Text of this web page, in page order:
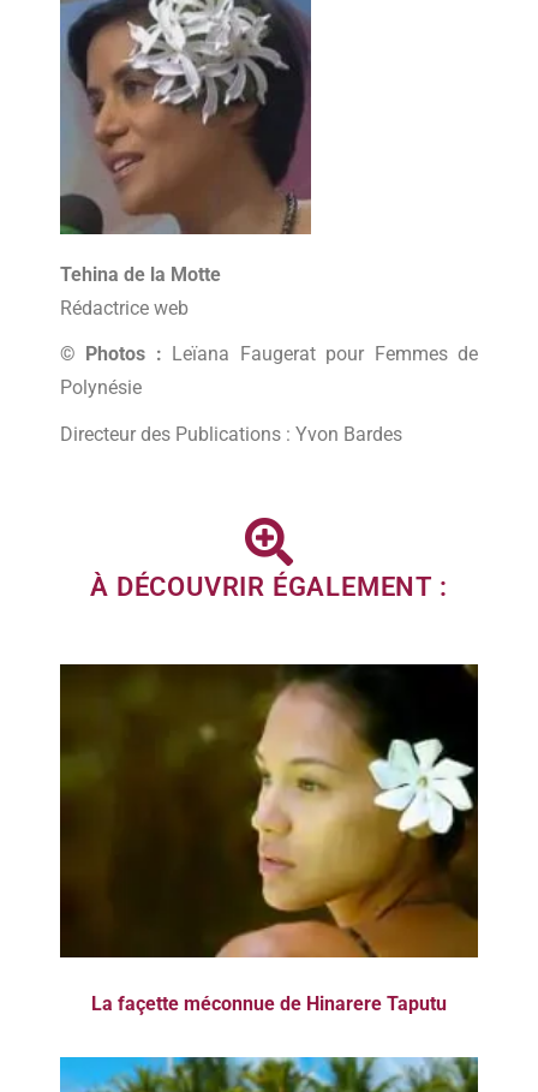
Tehina de la Motte
Rédactrice web
© Photos : Leïana Faugerat pour Femmes de
Polynésie
Directeur des Publications : Yvon Bardes
À DÉCOUVRIR ÉGALEMENT :
La façette méconnue de Hinarere Taputu